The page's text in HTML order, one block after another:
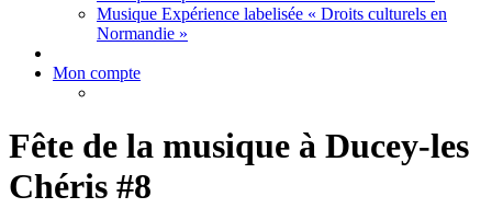
Musique Expérience labelisée « Droits culturels en
Normandie »
Mon compte
Fête de la musique à Ducey-les
Chéris #8